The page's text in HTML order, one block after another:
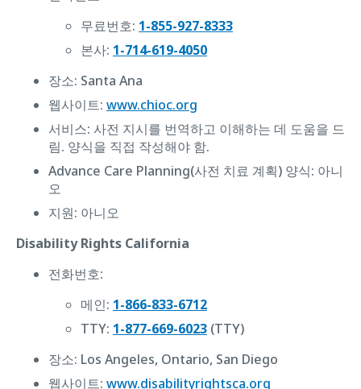
무료번호: 1-855-927-8333
본사: 1-714-619-4050
장소: Santa Ana
웹사이트: www.chioc.org
서비스: 사전 지시를 번역하고 이해하는 데 도움을 드
림. 양식을 직접 작성해야 함.
Advance Care Planning(사전 치료 계획) 양식: ‌아니
오
지원: ‌아니오
Disability Rights California
전화번호:
메인: 1-866-833-6712
TTY: 1-877-669-6023 (TTY)
장소: Los Angeles, Ontario, San Diego
웹사이트: www.disabilityrightsca.org